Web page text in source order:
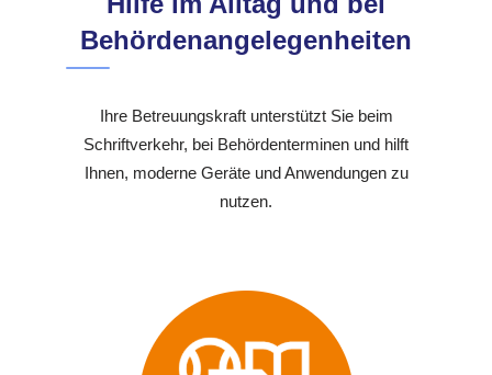
Behördenangelegenheiten
Ihre Betreuungskraft unterstützt Sie beim
Schriftverkehr, bei Behördenterminen und hilft
Ihnen, moderne Geräte und Anwendungen zu
nutzen.